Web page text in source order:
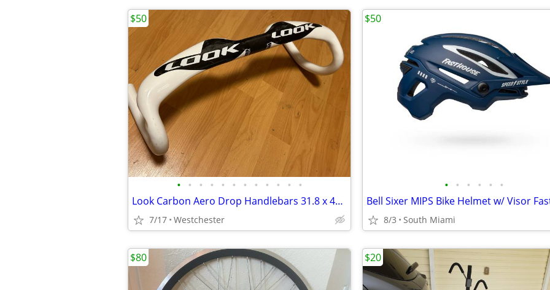
• • • • • • • • • • • •
Look Carbon Aero Drop Handlebars 31.8 x 440 mm
7/17 Westchester
$50
• • • • • •
8/3 South Miami
$50
$80 $20